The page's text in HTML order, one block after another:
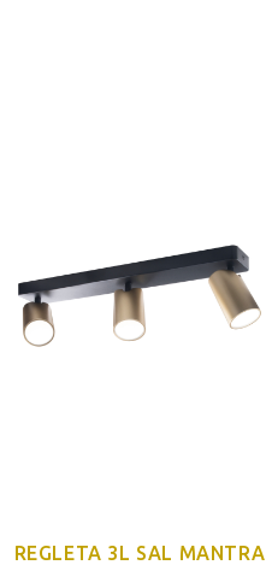
REGLETA 3L SAL MANTRA